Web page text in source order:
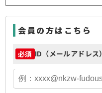
会員の方はこちら
必須 ID（メールアドレス）